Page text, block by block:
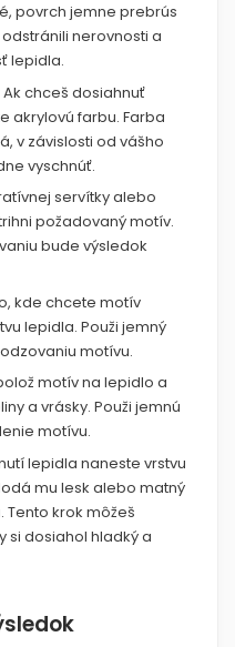
povrch jemne prebrús
nerovnosti a
lepidla.
Ak chceš dosiahnuť
akrylovú farbu. Farba
v závislosti od vášho
vyschnúť.
servítky alebo
požadovaný motív.
bude výsledok
kde chcete motív
lepidla. Použi jemný
motívu.
motív na lepidlo a
a vrásky. Použi jemnú
motívu.
lepidla naneste vrstvu
mu lesk alebo matný
krok môžeš
si dosiahol hladký a